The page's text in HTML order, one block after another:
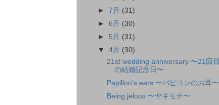
►7月 (31)
►6月 (30)
► 5月 (31)
▼4月 (30)
21st wedding anniversary 〜21回目
の結婚記念日〜
Papillon's ears 〜パピヨンのお耳〜
Being jelous 〜ヤキモチ〜